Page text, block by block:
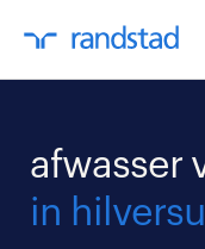
afwasser
in